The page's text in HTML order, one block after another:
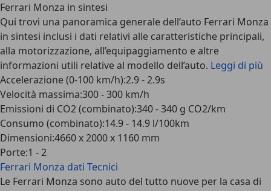
Ferrari Monza in sintesi
Qui trovi una panoramica generale dell’auto Ferrari Monza
in sintesi inclusi i dati relativi alle caratteristiche principali,
alla motorizzazione, all’equipaggiamento e altre
informazioni utili relative al modello dell’auto. Leggi di più
Accelerazione (0-100 km/h):2.9 - 2.9s
Velocità massima:300 - 300 km/h
Emissioni di CO2 (combinato):340 - 340 g CO2/km
Consumo (combinato):14.9 - 14.9 l/100km
Dimensioni:4660 x 2000 x 1160 mm
Porte:1 - 2
Ferrari Monza dati Tecnici
Le Ferrari Monza sono auto del tutto nuove per la casa di